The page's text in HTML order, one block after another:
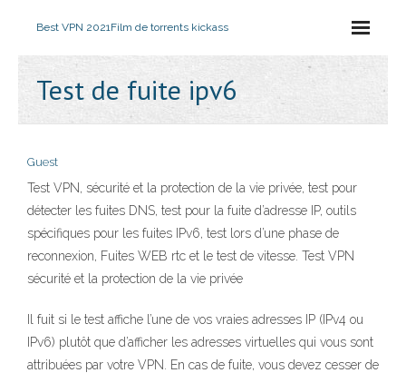
Best VPN 2021Film de torrents kickass
Test de fuite ipv6
Guest
Test VPN, sécurité et la protection de la vie privée, test pour
détecter les fuites DNS, test pour la fuite d’adresse IP, outils
spécifiques pour les fuites IPv6, test lors d’une phase de
reconnexion, Fuites WEB rtc et le test de vitesse. Test VPN
sécurité et la protection de la vie privée
Il fuit si le test affiche l’une de vos vraies adresses IP (IPv4 ou
IPv6) plutôt que d’afficher les adresses virtuelles qui vous sont
attribuées par votre VPN. En cas de fuite, vous devez cesser de